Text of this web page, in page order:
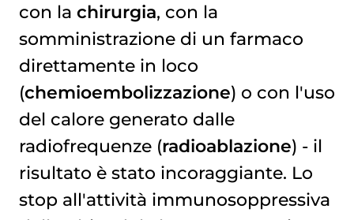
con la chirurgia, con la
somministrazione di un farmaco
direttamente in loco
(chemioembolizzazione) o con l'uso
del calore generato dalle
radiofrequenze (radioablazione) - il
risultato è stato incoraggiante. Lo
stop all'attività immunosoppressiva